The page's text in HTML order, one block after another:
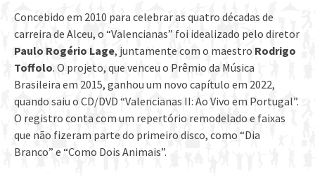
Concebido em 2010 para celebrar as quatro décadas de
carreira de Alceu, o “Valencianas” foi idealizado pelo diretor
Paulo Rogério Lage, juntamente com o maestro Rodrigo
Toffolo. O projeto, que venceu o Prêmio da Música
Brasileira em 2015, ganhou um novo capítulo em 2022,
quando saiu o CD/DVD “Valencianas II: Ao Vivo em Portugal”.
O registro conta com um repertório remodelado e faixas
que não fizeram parte do primeiro disco, como “Dia
Branco” e “Como Dois Animais”.